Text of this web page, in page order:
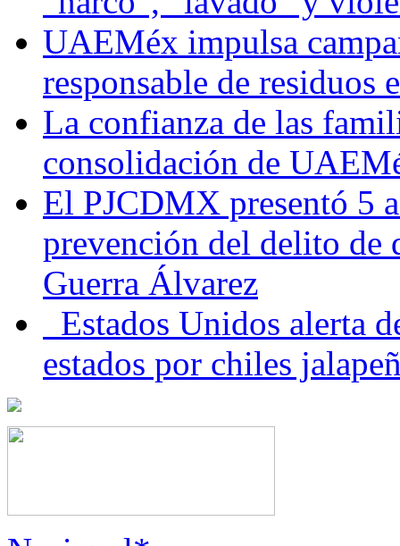
UAEMéx impulsa
responsable de residuos
La confianza de las
consolidación de
El PJCDMX presentó 5
prevención del delito de
Guerra Álvarez
Estados Unidos alerta
estados por chiles